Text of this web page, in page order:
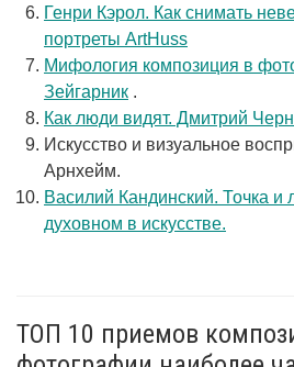
Генри Кэрол. Как снимать
портреты ArtHuss
Мифология композиция в
Зейгарник .
Как люди видят. Дмитрий
Искусство и визуальное
Арнхейм.
Василий Кандинский. Точка и
духовном в искусстве.
ТОП 10 приемов